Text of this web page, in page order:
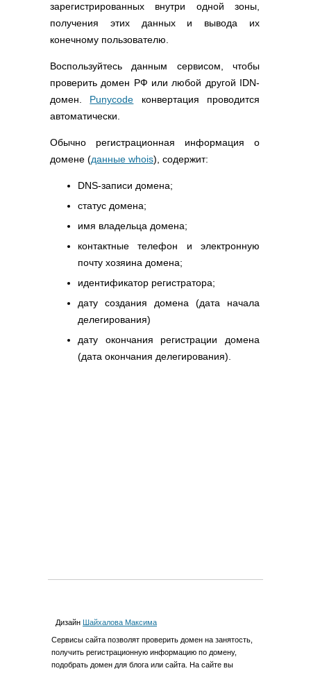
зарегистрированных внутри одной зоны,
получения этих данных и вывода их
конечному пользователю.
Воспользуйтесь данным сервисом, чтобы
проверить домен РФ или любой другой IDN-
домен. Punycode конвертация проводится
автоматически.
Обычно регистрационная информация о
домене (данные whois), содержит:
DNS-записи домена;
статус домена;
имя владельца домена;
контактные телефон и электронную
почту хозяина домена;
идентификатор регистратора;
дату создания домена (дата начала
делегирования)
дату окончания регистрации домена
(дата окончания делегирования).
Дизайн Шайхалова Максима
Cервиcы сайта позволят проверить домен на занятость,
получить регистрационную информацию по домену,
подобрать домен для блога или сайта. На сайте вы